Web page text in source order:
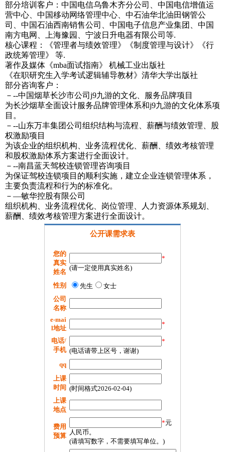
部分培训客户：中国电信乌鲁木齐分公司、中国电信增值运
营中心、中国移动网络管理中心、中石油华北油田钢管公
司、中国石油西南销售公司、中国电子信息产业集团、中国
南方电网、上海豫园、宁波日升电器有限公司等.
核心课程：《管理者与绩效管理》《制度管理与设计》《行
政统筹管理》 等.
著作及媒体《mba面试指南》 机械工业出版社
《在职研究生入学考试逻辑辅导教材》清华大学出版社
部分咨询客户：
－--中国烟草长沙市公司j9九游的文化、服务品牌项目
为长沙烟草全面设计服务品牌管理体系和j9九游的文化体系项
目。
－--山东万丰集团公司组织结构与流程、薪酬与绩效管理、股
权激励项目
为该企业的组织机构、业务流程优化、薪酬、绩效考核管理
和股权激励体系方案进行全面设计。
－--南昌蓝天驾校连锁管理咨询项目
为保证驾校连锁项目的顺利实施，建立企业连锁管理体系，
主要负责流程和行为的标准化。
－—敏华控股有限公司
组织机构、业务流程优化、岗位管理、人力资源体系规划、
薪酬、绩效考核管理方案进行全面设计。
公开课需求表
您的
真实
姓名
*
(请一定使用真实姓名)
性别 先生
女士
公司
名称
e-mai
l地址
*
电话/
手机
*
(电话请带上区号，谢谢)
qq
上课
时间 (时间格式2026-02-04)
上课
地点
费用
预算
*元
人民币。
(请填写数字，不需要填写单位。)